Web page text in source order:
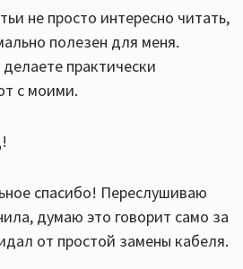
не просто интересно читать,
полезен для меня.
практически
с моими.
спасибо! Переслушиваю
думаю это говорит само за
от простой замены кабеля.